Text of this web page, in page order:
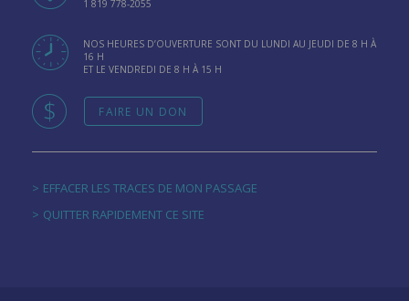
1 819 778-2055
NOS HEURES D’OUVERTURE SONT DU LUNDI AU JEUDI DE 8 H À
16 H
ET LE VENDREDI DE 8 H À 15 H
FAIRE UN DON
EFFACER LES TRACES DE MON PASSAGE
QUITTER RAPIDEMENT CE SITE